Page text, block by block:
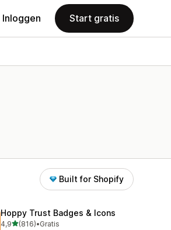
Inloggen Start gratis
Built for Shopify
Hoppy Trust Badges & Icons
4,9van 5 sterren
(816)
816 recensies in totaal
•Gratis